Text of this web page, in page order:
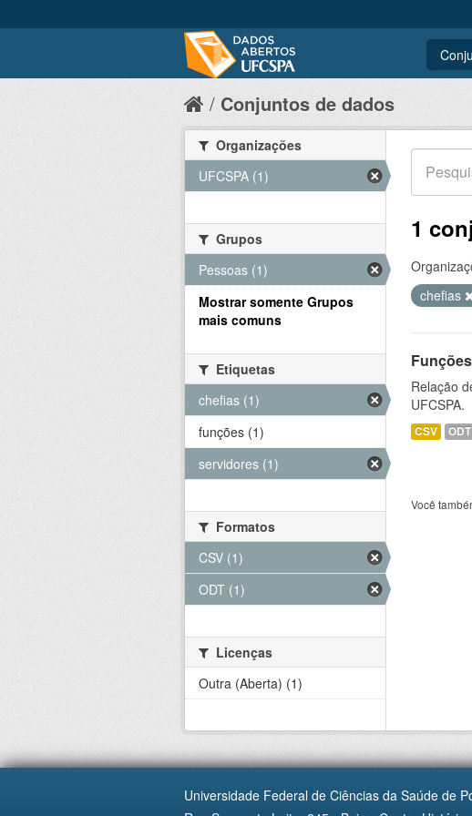
Conjuntos de dados
1
chefias
Relação
UFCSPA.
CSV ODT
Você
Organizações
UFCSPA (1)
Grupos
Pessoas (1)
Mostrar somente Grupos
mais comuns
Etiquetas
chefias (1)
funções (1)
servidores (1)
Formatos
CSV (1)
ODT (1)
Licenças
Outra (Aberta) (1)
Universidade Federal de Ciências da Saúde de